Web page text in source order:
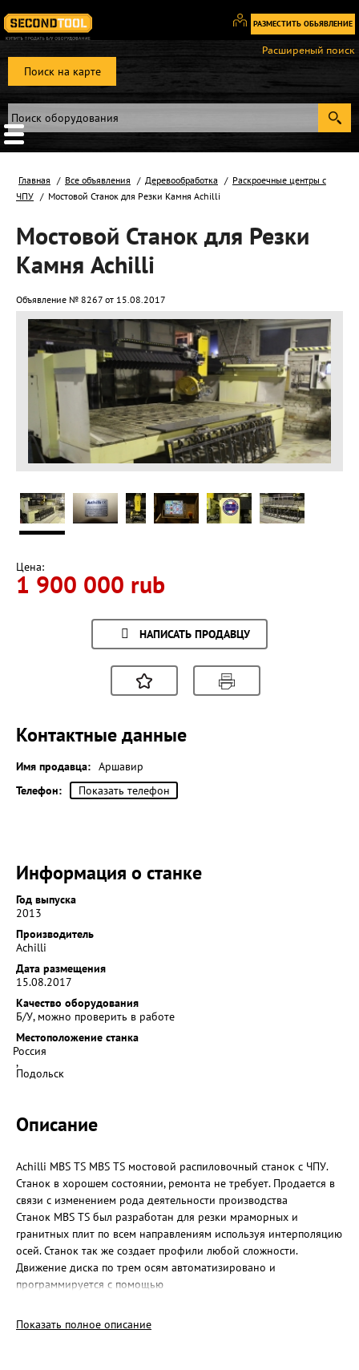
РАЗМЕСТИТЬ ОБЬЯВЛЕНИЕ
Вход
Регистрация
Поиск на карте
Расширеный поиск
Главная Все объявления Деревообработка
Раскроечные центры с
ЧПУ
Мостовой Станок для Резки Камня Achilli
Мостовой Станок для Резки
Камня Achilli
Объявление № 8267 от 15.08.2017
Цена:
1 900 000 rub
НАПИСАТЬ ПРОДАВЦУ
Контактные данные
Имя продавца: Аршавир
Телефон:
Показать телефон
Информация о станке
Год выпуска
2013
Производитель
Achilli
Дата размещения
15.08.2017
Качество оборудования
Б/У, можно проверить в работе
Местоположение станка
Россия
,
Подольск
Описание
Achilli MBS TS MBS TS мостовой распиловочный станок с ЧПУ.
Станок в хорошем состоянии, ремонта не требует. Продается в
связи с изменением рода деятельности производства
Станок MBS TS был разработан для резки мраморных и
гранитных плит по всем направлениям используя интерполяцию
осей. Станок так же создает профили любой сложности.
Движение диска по трем осям автоматизировано и
программируется с помощью
конструкции и точности реза рабочий стол зафиксирован
стационарно, главный электродвигатель установлен на мосту и
Показать полное описание